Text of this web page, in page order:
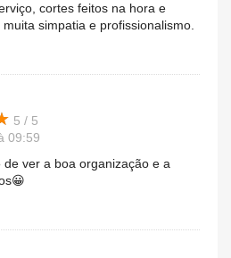
cortes feitos na hora e
simpatia e profissionalismo.
5 / 5
09:59
de ver a boa organização e a